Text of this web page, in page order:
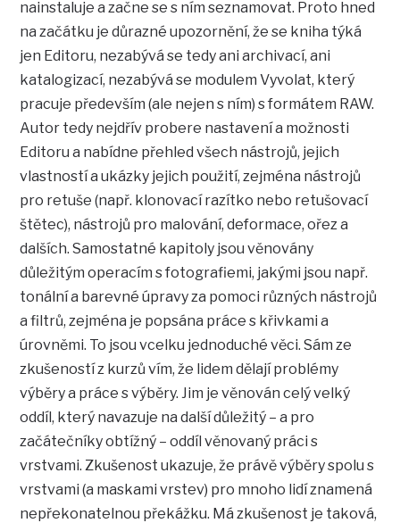
nainstaluje a začne se s ním seznamovat. Proto hned
na začátku je důrazné upozornění, že se kniha týká
jen Editoru, nezabývá se tedy ani archivací, ani
katalogizací, nezabývá se modulem Vyvolat, který
pracuje především (ale nejen s ním) s formátem RAW.
Autor tedy nejdřív probere nastavení a možnosti
Editoru a nabídne přehled všech nástrojů, jejich
vlastností a ukázky jejich použití, zejména nástrojů
pro retuše (např. klonovací razítko nebo retušovací
štětec), nástrojů pro malování, deformace, ořez a
dalších. Samostatné kapitoly jsou věnovány
důležitým operacím s fotografiemi, jakými jsou např.
tonální a barevné úpravy za pomoci různých nástrojů
a filtrů, zejména je popsána práce s křivkami a
úrovněmi. To jsou vcelku jednoduché věci. Sám ze
zkušeností z kurzů vím, že lidem dělají problémy
výběry a práce s výběry. Jim je věnován celý velký
oddíl, který navazuje na další důležitý – a pro
začátečníky obtížný – oddíl věnovaný práci s
vrstvami. Zkušenost ukazuje, že právě výběry spolu s
vrstvami (a maskami vrstev) pro mnoho lidí znamená
nepřekonatelnou překážku. Má zkušenost je taková,